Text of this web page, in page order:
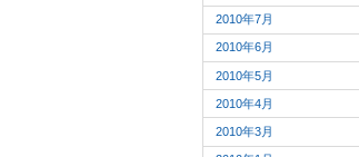
2010年7月
2010年6月
2010年5月
2010年4月
2010年3月